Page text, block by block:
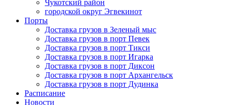
Чукотский район
городской округ Эгвекинот
Порты
Доставка грузов в Зеленый мыс
Доставка грузов в порт Певек
Доставка грузов в порт Тикси
Доставка грузов в порт Игарка
Доставка грузов в порт Диксон
Доставка грузов в порт Архангельск
Доставка грузов в порт Дудинка
Расписание
Новости